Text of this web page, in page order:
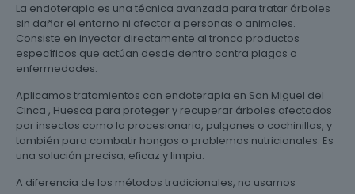
La endoterapia es una técnica avanzada para tratar árboles
sin dañar el entorno ni afectar a personas o animales.
Consiste en inyectar directamente al tronco productos
específicos que actúan desde dentro contra plagas o
enfermedades.
Aplicamos tratamientos con endoterapia en San Miguel del
Cinca , Huesca para proteger y recuperar árboles afectados
por insectos como la procesionaria, pulgones o cochinillas, y
también para combatir hongos o problemas nutricionales. Es
una solución precisa, eficaz y limpia.
A diferencia de los métodos tradicionales, no usamos